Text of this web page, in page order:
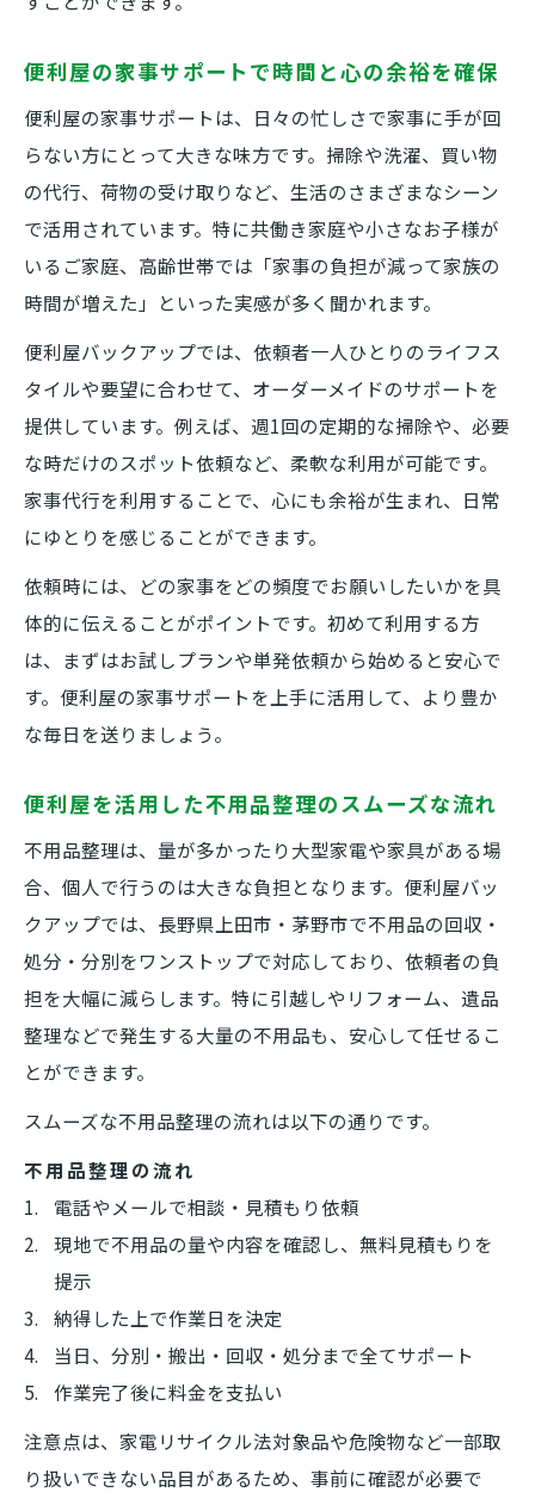
便利屋の家事サポートで時間と心の余裕を確保
便利屋の家事サポートは、日々の忙しさで家事に手が回
らない方にとって大きな味方です。掃除や洗濯、買い物
の代行、荷物の受け取りなど、生活のさまざまなシーン
で活用されています。特に共働き家庭や小さなお子様が
いるご家庭、高齢世帯では「家事の負担が減って家族の
時間が増えた」といった実感が多く聞かれます。
便利屋バックアップでは、依頼者一人ひとりのライフス
タイルや要望に合わせて、オーダーメイドのサポートを
提供しています。例えば、週1回の定期的な掃除や、必要
な時だけのスポット依頼など、柔軟な利用が可能です。
家事代行を利用することで、心にも余裕が生まれ、日常
にゆとりを感じることができます。
依頼時には、どの家事をどの頻度でお願いしたいかを具
体的に伝えることがポイントです。初めて利用する方
は、まずはお試しプランや単発依頼から始めると安心で
す。便利屋の家事サポートを上手に活用して、より豊か
な毎日を送りましょう。
便利屋を活用した不用品整理のスムーズな流れ
不用品整理は、量が多かったり大型家電や家具がある場
合、個人で行うのは大きな負担となります。便利屋バッ
クアップでは、長野県上田市・茅野市で不用品の回収・
処分・分別をワンストップで対応しており、依頼者の負
担を大幅に減らします。特に引越しやリフォーム、遺品
整理などで発生する大量の不用品も、安心して任せるこ
とができます。
スムーズな不用品整理の流れは以下の通りです。
不用品整理の流れ
電話やメールで相談・見積もり依頼
現地で不用品の量や内容を確認し、無料見積もりを
提示
納得した上で作業日を決定
当日、分別・搬出・回収・処分まで全てサポート
作業完了後に料金を支払い
注意点は、家電リサイクル法対象品や危険物など一部取
り扱いできない品目があるため、事前に確認が必要で